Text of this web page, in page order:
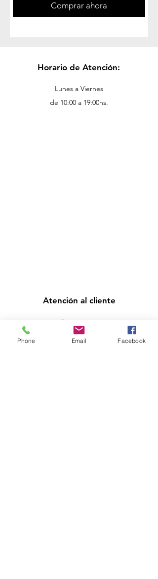
Comprar ahora
Horario de Atención:
Lunes a Viernes
de 10:00 a 19:00hs.
Atención al cliente
Contáctanos
Asistencia
Phone Email Facebook